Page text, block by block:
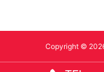
Copyright ©